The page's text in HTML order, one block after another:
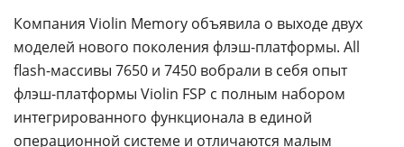
Компания Violin Memory объявила о выходе двух
моделей нового поколения флэш-платформы. All
flash-массивы 7650 и 7450 вобрали в себя опыт
флэш-платформы Violin FSP с полным набором
интегрированного функционала в единой
операционной системе и отличаются малым